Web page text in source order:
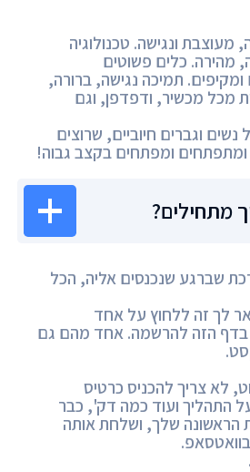
ונגישה. טכנולוגיה
מהירה. כלים פשוטים
תמיכה נגישה, ברורה,
מכל מכשיר, ודפדפן, וגם
וגברים חיוביים, שרוצים
ומפתחים בקצב גבוה!
מתחילים?
שברגע שנכנסים אליה, הכל
לך זה ללחוץ על אחד
בדף הזה להרשמה. אחד מהם גם
לא צריך להכניס כרטיס
התהליך ועוד כמה דק', כבר
הראשונה שלך, ושלחת אותה